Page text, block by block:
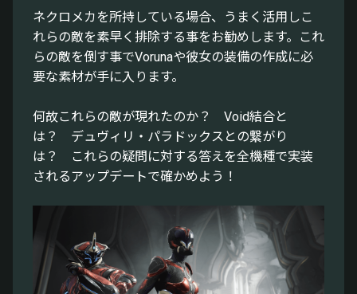
ネクロメカを所持している場合、うまく活用しこ
れらの敵を素早く排除する事をお勧めします。これ
らの敵を倒す事でVorunaや彼女の装備の作成に必
要な素材が手に入ります。
何故これらの敵が現れたのか？ Void結合と
は？ デュヴィリ・パラドックスとの繋がり
は？ これらの疑問に対する答えを全機種で実装
されるアップデートで確かめよう！